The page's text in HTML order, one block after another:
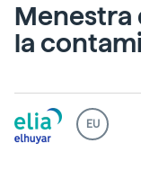
Menestra
la
EU